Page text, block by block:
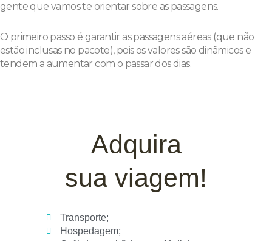
gente que vamos te orientar sobre as passagens.
O primeiro passo é garantir as passagens aéreas (que não
estão inclusas no pacote), pois os valores são dinâmicos e
tendem a aumentar com o passar dos dias.
Adquira
sua viagem!
Transporte;
Hospedagem;